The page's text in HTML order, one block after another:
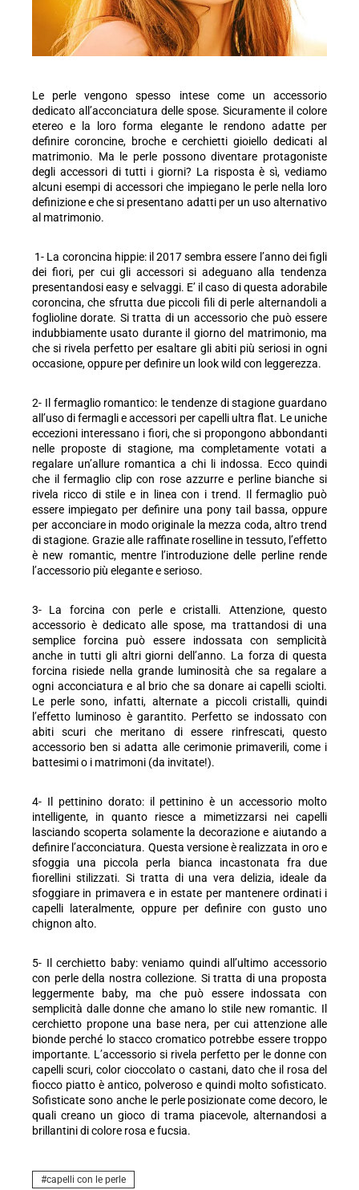
Le perle vengono spesso intese come un accessorio
dedicato all’acconciatura delle spose. Sicuramente il colore
etereo e la loro forma elegante le rendono adatte per
definire coroncine, broche e cerchietti gioiello dedicati al
matrimonio. Ma le perle possono diventare protagoniste
degli accessori di tutti i giorni? La risposta è sì, vediamo
alcuni esempi di accessori che impiegano le perle nella loro
definizione e che si presentano adatti per un uso alternativo
al matrimonio.
1- La coroncina hippie: il 2017 sembra essere l’anno dei figli
dei fiori, per cui gli accessori si adeguano alla tendenza
presentandosi easy e selvaggi. E’ il caso di questa adorabile
coroncina, che sfrutta due piccoli fili di perle alternandoli a
foglioline dorate. Si tratta di un accessorio che può essere
indubbiamente usato durante il giorno del matrimonio, ma
che si rivela perfetto per esaltare gli abiti più seriosi in ogni
occasione, oppure per definire un look wild con leggerezza.
2- Il fermaglio romantico: le tendenze di stagione guardano
all’uso di fermagli e accessori per capelli ultra flat. Le uniche
eccezioni interessano i fiori, che si propongono abbondanti
nelle proposte di stagione, ma completamente votati a
regalare un’allure romantica a chi li indossa. Ecco quindi
che il fermaglio clip con rose azzurre e perline bianche si
rivela ricco di stile e in linea con i trend. Il fermaglio può
essere impiegato per definire una pony tail bassa, oppure
per acconciare in modo originale la mezza coda, altro trend
di stagione. Grazie alle raffinate roselline in tessuto, l’effetto
è new romantic, mentre l’introduzione delle perline rende
l’accessorio più elegante e serioso.
3- La forcina con perle e cristalli. Attenzione, questo
accessorio è dedicato alle spose, ma trattandosi di una
semplice forcina può essere indossata con semplicità
anche in tutti gli altri giorni dell’anno. La forza di questa
forcina risiede nella grande luminosità che sa regalare a
ogni acconciatura e al brio che sa donare ai capelli sciolti.
Le perle sono, infatti, alternate a piccoli cristalli, quindi
l’effetto luminoso è garantito. Perfetto se indossato con
abiti scuri che meritano di essere rinfrescati, questo
accessorio ben si adatta alle cerimonie primaverili, come i
battesimi o i matrimoni (da invitate!).
4- Il pettinino dorato: il pettinino è un accessorio molto
intelligente, in quanto riesce a mimetizzarsi nei capelli
lasciando scoperta solamente la decorazione e aiutando a
definire l’acconciatura. Questa versione è realizzata in oro e
sfoggia una piccola perla bianca incastonata fra due
fiorellini stilizzati. Si tratta di una vera delizia, ideale da
sfoggiare in primavera e in estate per mantenere ordinati i
capelli lateralmente, oppure per definire con gusto uno
chignon alto.
5- Il cerchietto baby: veniamo quindi all’ultimo accessorio
con perle della nostra collezione. Si tratta di una proposta
leggermente baby, ma che può essere indossata con
semplicità dalle donne che amano lo stile new romantic. Il
cerchietto propone una base nera, per cui attenzione alle
bionde perché lo stacco cromatico potrebbe essere troppo
importante. L’accessorio si rivela perfetto per le donne con
capelli scuri, color cioccolato o castani, dato che il rosa del
fiocco piatto è antico, polveroso e quindi molto sofisticato.
Sofisticate sono anche le perle posizionate come decoro, le
quali creano un gioco di trama piacevole, alternandosi a
brillantini di colore rosa e fucsia.
capelli con le perle